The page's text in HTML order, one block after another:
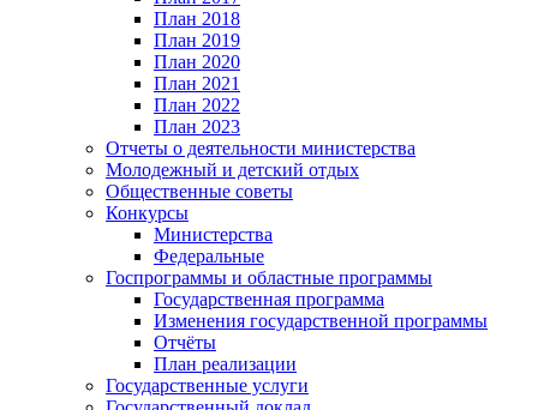
План 2018
План 2019
План 2020
План 2021
План 2022
План 2023
Отчеты о деятельности министерства
Молодежный и детский отдых
Общественные советы
Конкурсы
Министерства
Федеральные
Госпрограммы и областные программы
Государственная программа
Изменения государственной программы
Отчёты
План реализации
Государственные услуги